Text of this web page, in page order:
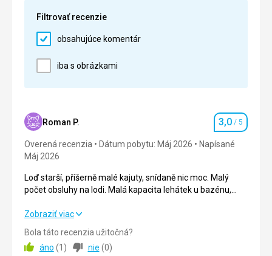
restauracích formou bufetu. Každý si našel to svoje.
Čerstvá pizza, hranolky burgry, hot dog a ovoce k
dispozici po celý den.
Táto recenzia bola preložená automaticky pomocou
Filtrovať recenzie
obsahujúce komentár
iba s obrázkami
Roman P. Hodnotenie
3,0 / 5
Overená recenzia Dátum pobytu: Máj 2026
Napísané
Máj 2026
Loď starší, příšerně malé kajuty, snídaně nic moc. Malý
počet obsluhy na lodi. Malá kapacita lehátek u bazénu,
velmi silná klimatizace.
Loď starší, příšerně malé kajuty, snídaně nic moc. Malý
bazén pro tolik lidí velmi malý. Skvělé večeře. Po celé lodi
velmi silná klimatizace.
Zobraziť viac
Bola táto recenzia užitočná?
áno (1 ) nie (0)